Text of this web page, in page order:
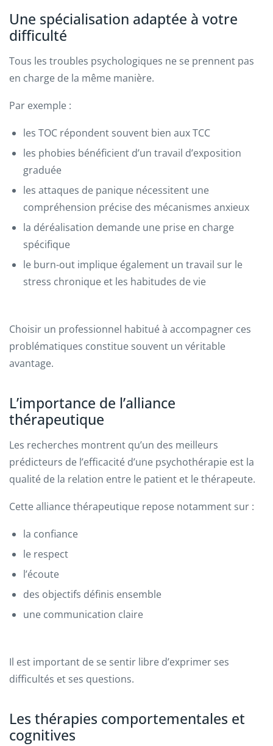
Une spécialisation adaptée à votre
difficulté
Tous les troubles psychologiques ne se prennent pas
en charge de la même manière.
Par exemple :
les TOC répondent souvent bien aux TCC
les phobies bénéficient d’un travail d’exposition
graduée
les attaques de panique nécessitent une
compréhension précise des mécanismes anxieux
la déréalisation demande une prise en charge
spécifique
le burn-out implique également un travail sur le
stress chronique et les habitudes de vie
Choisir un professionnel habitué à accompagner ces
problématiques constitue souvent un véritable
avantage.
L’importance de l’alliance
thérapeutique
Les recherches montrent qu’un des meilleurs
prédicteurs de l’efficacité d’une psychothérapie est la
qualité de la relation entre le patient et le thérapeute.
Cette alliance thérapeutique repose notamment sur :
la confiance
le respect
l’écoute
des objectifs définis ensemble
une communication claire
Il est important de se sentir libre d’exprimer ses
difficultés et ses questions.
Les thérapies comportementales et
cognitives